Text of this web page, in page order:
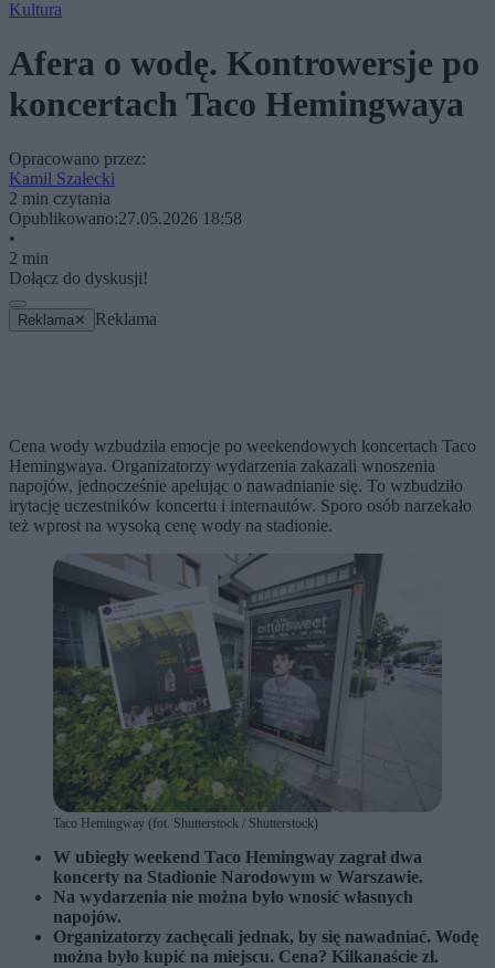
Kultura
Afera o wodę. Kontrowersje po
koncertach Taco Hemingwaya
Opracowano przez:
Kamil Szałecki
2 min czytania
Opublikowano:27.05.2026 18:58
•
2 min
Dołącz do dyskusji!
Reklama ✕ Reklama
Cena wody wzbudziła emocje po weekendowych koncertach Taco
Hemingwaya. Organizatorzy wydarzenia zakazali wnoszenia
napojów, jednocześnie apelując o nawadnianie się. To wzbudziło
irytację uczestników koncertu i internautów. Sporo osób narzekało
też wprost na wysoką cenę wody na stadionie.
Taco Hemingway (fot. Shutterstock / Shutterstock)
W ubiegły weekend Taco Hemingway zagrał dwa
koncerty na Stadionie Narodowym w Warszawie.
Na wydarzenia nie można było wnosić własnych
napojów.
Organizatorzy zachęcali jednak, by się nawadniać. Wodę
można było kupić na miejscu. Cena? Kilkanaście zł.